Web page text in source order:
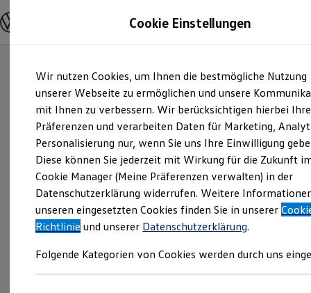
Hauptinhalt
springen
Footer
springen
Modelle und Konfigurator
Modelle vergleichen
Elektroautos
ENERGY Sondermodelle
Nutzfahrzeuge
SUV und CUV
Familienautos
Kombis
Kompaktwagen
Sportwagen
Schnell verfügbare Fahrzeuge
Angebote und Produkte
Aktuelle Angebote
E-Auto-Förderung
Volkswagen Marktplatz
Junge Gebrauchtwagen und Gebrauchtwagen
Cookie Einstellungen
Wir nutzen Cookies, um Ihnen die bestmögliche Nutzung
unserer Webseite zu ermöglichen und unsere
mit Ihnen zu verbessern. Wir berücksichtigen hierbei Ihre
Präferenzen und verarbeiten Daten für Marketing,
Personalisierung nur, wenn Sie uns Ihre Einwilligung
Diese können Sie jederzeit mit Wirkung für die Zukunft
Cookie Manager (Meine Präferenzen verwalten) in der
Datenschutzerklärung widerrufen. Weitere
unseren eingesetzten Cookies finden Sie in unserer
Richtlinie und unserer Datenschutzerklärung.
Folgende Kategorien von Cookies werden durch uns